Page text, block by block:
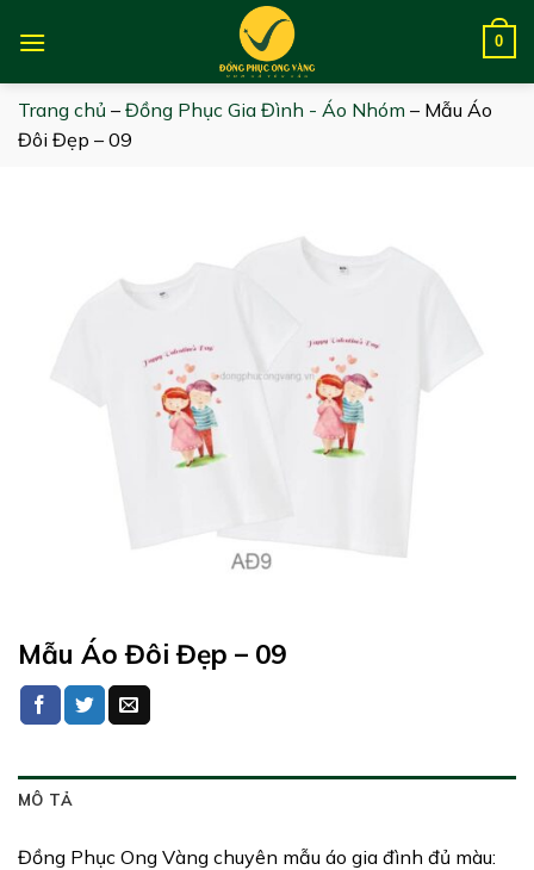
0
Trang chủ – Đồng Phục Gia Đình - Áo Nhóm – Mẫu Áo
Đôi Đẹp – 09
Mẫu Áo Đôi Đẹp – 09
MÔ TẢ
Đồng Phục Ong Vàng chuyên mẫu áo gia đình đủ màu: